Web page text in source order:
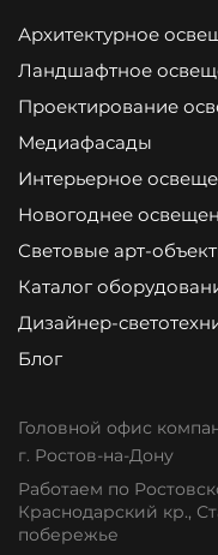
Архитектурное
Ландшафтное
Проектирование
Медиафасады
Интерьерное
Новогоднее
Световые арт-
Каталог
Дизайнер-
Блог
Головной офис
г. Ростов-на-Дону
Работаем по
Краснодарский кр.,
побережье